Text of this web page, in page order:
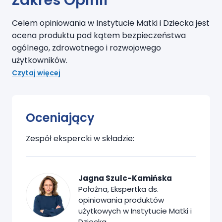
Celem opiniowania w Instytucie Matki i Dziecka jest
ocena produktu pod kątem bezpieczeństwa
ogólnego, zdrowotnego i rozwojowego
użytkowników.
Czytaj więcej
Oceniający
Zespół ekspercki w składzie:
Jagna Szulc-Kamińska
Położna, Ekspertka ds.
opiniowania produktów
użytkowych w Instytucie Matki i